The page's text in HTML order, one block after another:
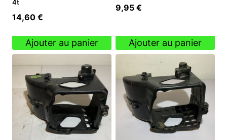
4t
14,60 €
Ajouter au panier
9,95 €
Ajouter au panier